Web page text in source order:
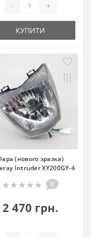
- +
КУПИТИ
(нового зразка)
Intruder XY200GY-4
0
2 470 грн.